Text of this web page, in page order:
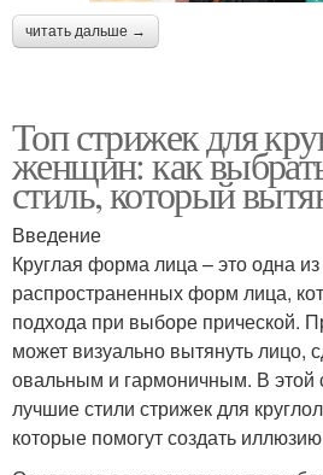
читать дальше →
Топ стрижек для
женщин: как
стиль, который
Введение
Круглая форма лица – это одна
распространенных форм лица,
подхода при выборе прической.
может визуально вытянуть лицо,
овальным и гармоничным. В этой
лучшие стили стрижек для
которые помогут создать